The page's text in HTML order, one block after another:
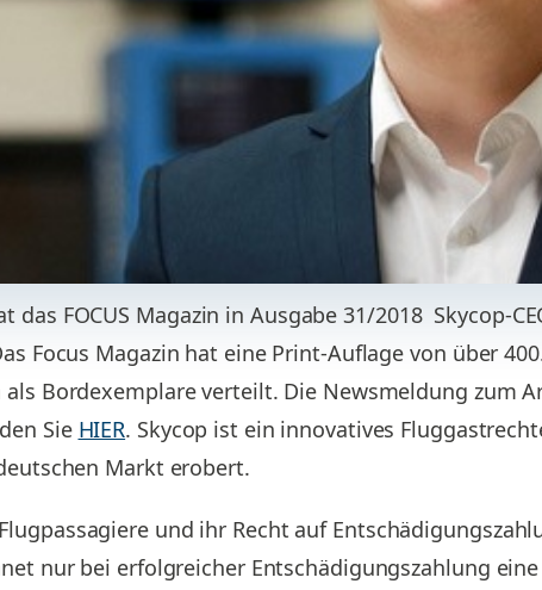
das FOCUS Magazin in Ausgabe 31/2018 Skycop-
Focus Magazin hat eine Print-Auflage von über
Bordexemplare verteilt. Die Newsmeldung zum
Sie HIER. Skycop ist ein innovatives
Markt erobert.
und ihr Recht auf
nur bei erfolgreicher Entschädigungszahlung